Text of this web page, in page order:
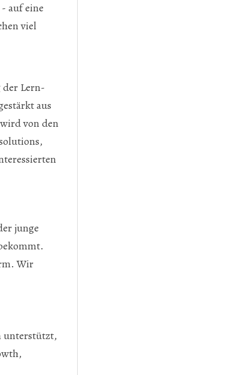
auf eine
viel
Lern-
aus
von den
junge
Wir
unterstützt,